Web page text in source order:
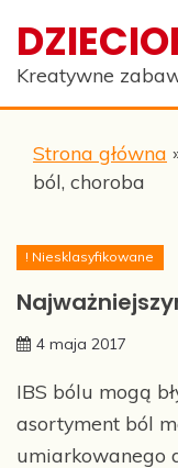
content
Kreatywne
Strona główna
ból, choroba
! Niesklasyfikowane
4 maja 2017
IBS bólu mogą
asortyment ból
umiarkowanego